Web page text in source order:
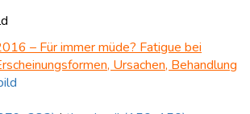
– Für immer müde? Fatigue bei
Ursachen, Behandlung